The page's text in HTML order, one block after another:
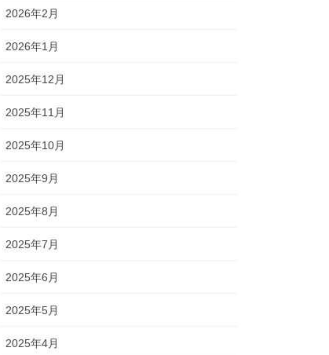
2026年2月
2026年1月
2025年12月
2025年11月
2025年10月
2025年9月
2025年8月
2025年7月
2025年6月
2025年5月
2025年4月